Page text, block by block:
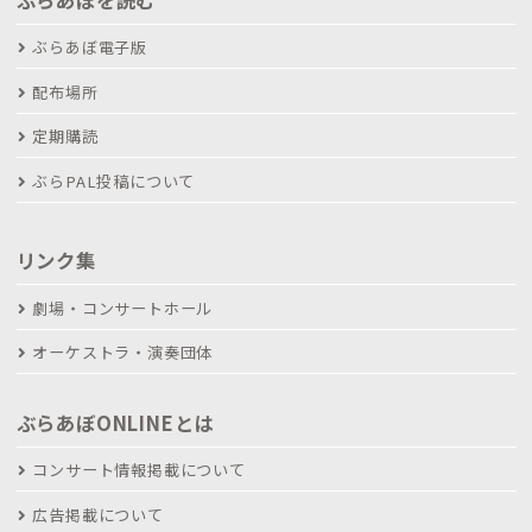
ぶらあぼ電子版
配布場所
定期購読
ぶらPAL投稿について
リンク集
劇場・コンサートホール
オーケストラ・演奏団体
ぶらあぼONLINEとは
コンサート情報掲載について
広告掲載について